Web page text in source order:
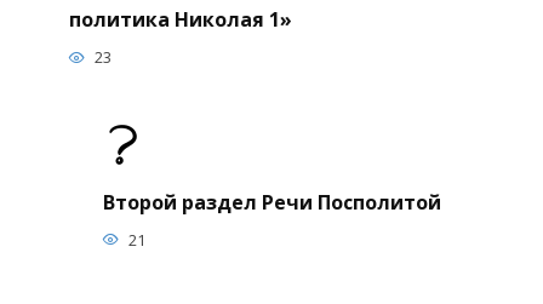
политика Николая 1»
23
Второй раздел Речи Посполитой
21